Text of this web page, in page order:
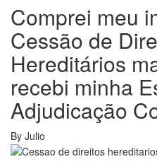
Comprei meu
Cessão de
Hereditários
recebi minha
Adjudicação
By Julio